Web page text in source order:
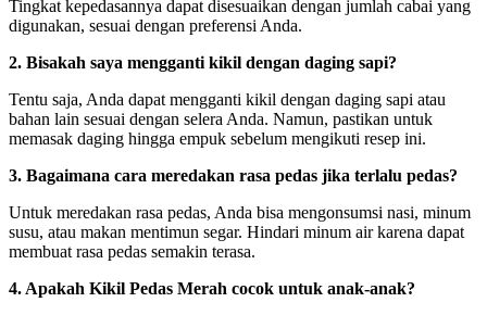
Tingkat kepedasannya dapat disesuaikan dengan jumlah cabai yang
digunakan, sesuai dengan preferensi Anda.
2. Bisakah saya mengganti kikil dengan daging sapi?
Tentu saja, Anda dapat mengganti kikil dengan daging sapi atau
bahan lain sesuai dengan selera Anda. Namun, pastikan untuk
memasak daging hingga empuk sebelum mengikuti resep ini.
3. Bagaimana cara meredakan rasa pedas jika terlalu pedas?
Untuk meredakan rasa pedas, Anda bisa mengonsumsi nasi, minum
susu, atau makan mentimun segar. Hindari minum air karena dapat
membuat rasa pedas semakin terasa.
4. Apakah Kikil Pedas Merah cocok untuk anak-anak?